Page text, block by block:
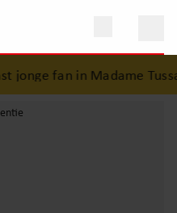
Tussauds: